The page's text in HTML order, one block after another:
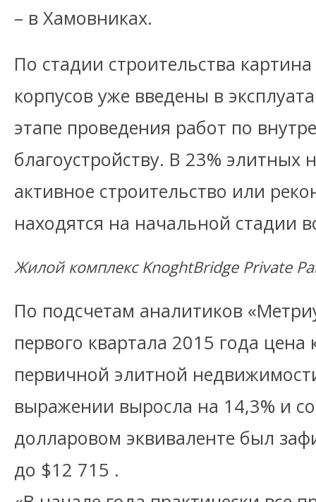
– в Хамовниках.
По стадии строительства
корпусов уже введены в
этапе проведения работ по
благоустройству. В 23% элитных
активное строительство или
находятся на начальной стадии
Жилой комплекс KnoghtBridge Private
По подсчетам аналитиков
первого квартала 2015 года цена
первичной элитной
выражении выросла на 14,3% и
долларовом эквиваленте был
до $12 715 .